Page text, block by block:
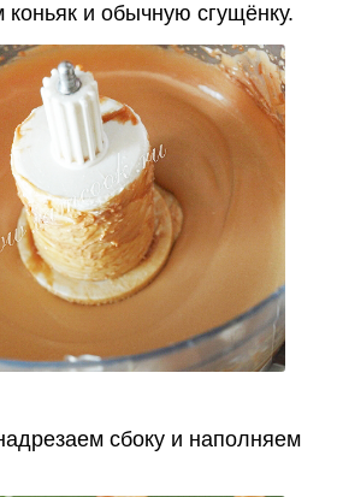
и обычную сгущёнку.
сбоку и наполняем